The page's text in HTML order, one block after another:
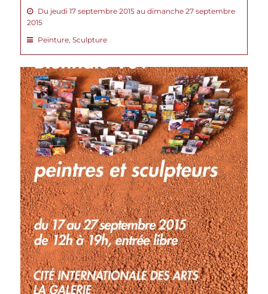
Du jeudi 17 septembre 2015 au dimanche 27 septembre
2015
Peinture, Sculpture